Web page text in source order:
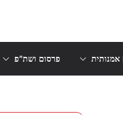
אמנותית פרסום ושת"פ